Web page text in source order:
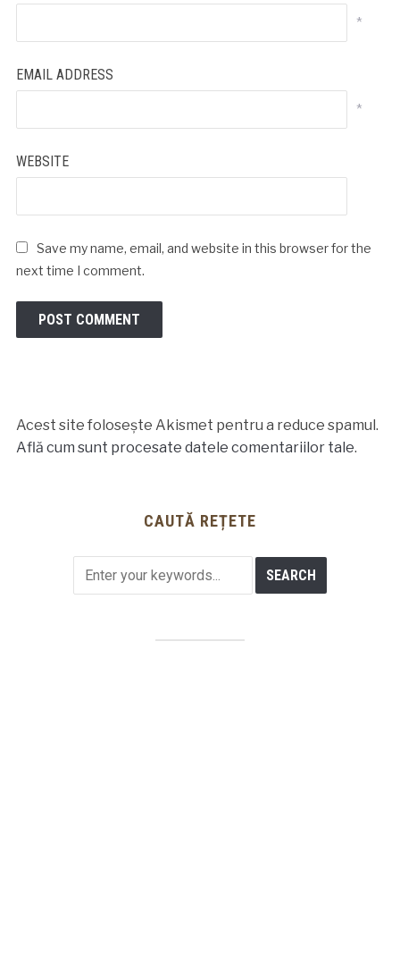
*
EMAIL ADDRESS
*
WEBSITE
Save my name, email, and website in this browser for the
next time I comment.
Acest site folosește Akismet pentru a reduce spamul.
Află cum sunt procesate datele comentariilor tale.
CAUTĂ REȚETE